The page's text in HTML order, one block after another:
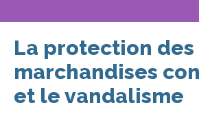
La protection des
marchandises
et le vandalisme